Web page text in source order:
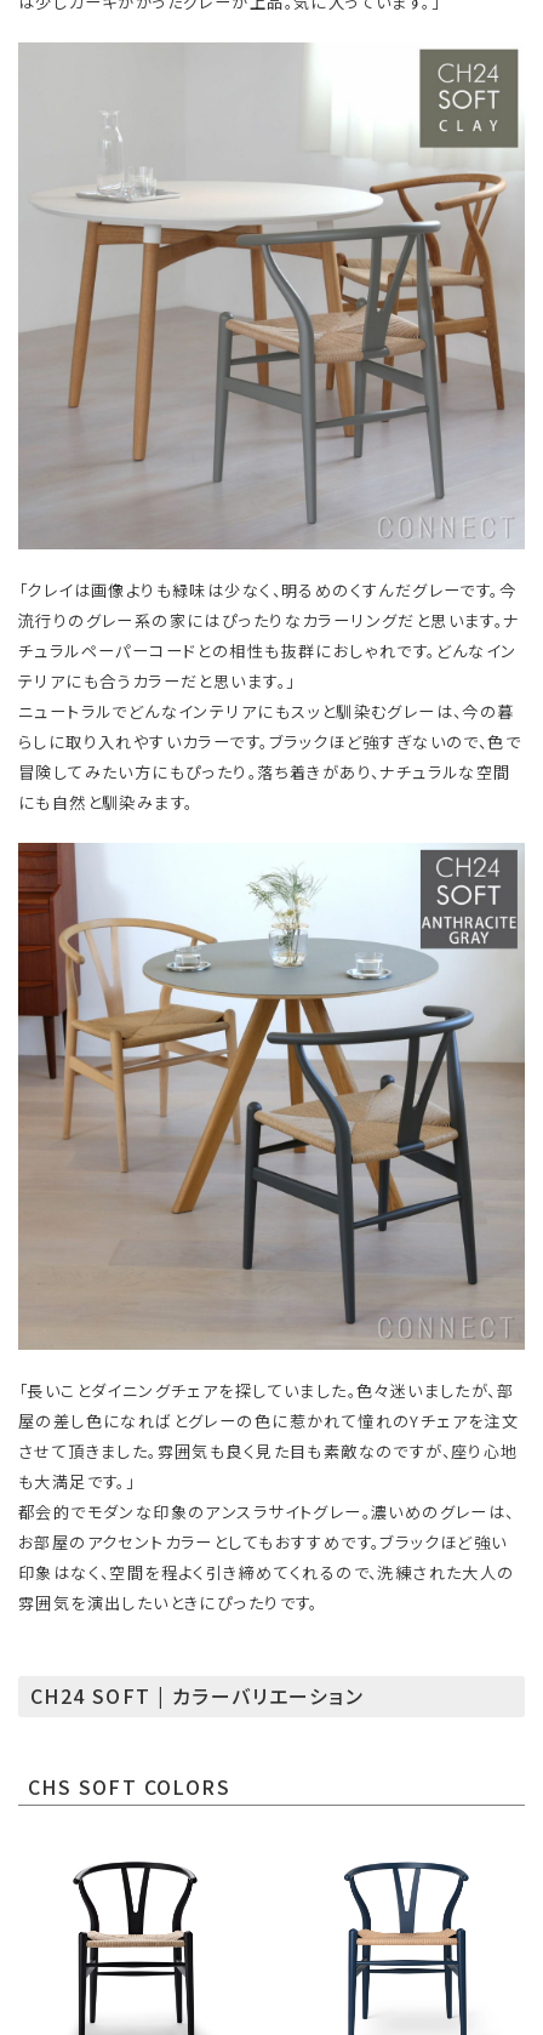
「クレイは画像よりも緑味は少なく、明るめのくすんだグレーです。今
流行りのグレー系の家にはぴったりなカラーリングだと思います。ナ
チュラルペーパーコードとの相性も抜群におしゃれです。どんなイン
テリアにも合うカラーだと思います。」
ニュートラルでどんなインテリアにもスッと馴染むグレーは、今の暮
らしに取り入れやすいカラーです。ブラックほど強すぎないので、色で
冒険してみたい方にもぴったり。落ち着きがあり、ナチュラルな空間
にも自然と馴染みます。
「長いことダイニングチェアを探していました。色々迷いましたが、部
屋の差し色になればとグレーの色に惹かれて憧れのYチェアを注文
させて頂きました。雰囲気も良く見た目も素敵なのですが、座り心地
も大満足です。」
都会的でモダンな印象のアンスラサイトグレー。濃いめのグレーは、
お部屋のアクセントカラーとしてもおすすめです。ブラックほど強い
印象はなく、空間を程よく引き締めてくれるので、洗練された大人の
雰囲気を演出したいときにぴったりです。
CH24 SOFT | カラーバリエーション
CHS SOFT COLORS